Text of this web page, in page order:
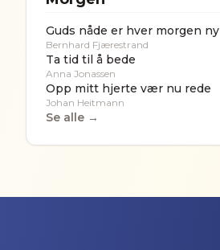
Guds nåde er hver morgen ny
Bernhard Fjærestrand
Ta tid til å bede
Anna Jonassen
Opp mitt hjerte vær nu rede
Johan Heitmann
Se alle →